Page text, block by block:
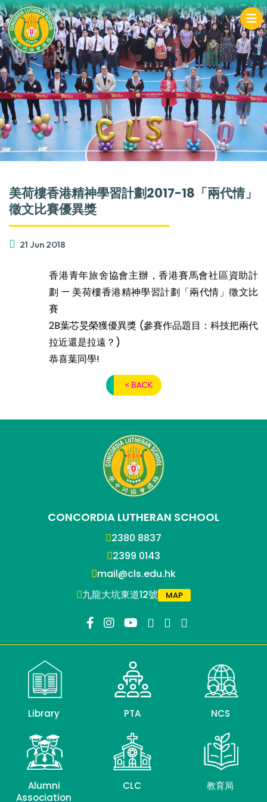
美荷樓香港精神學習計劃2017-18「兩代情」
徵文比賽優異獎
21 Jun 2018
香港青年旅舍協會主辦，香港賽馬會社區資助計
劃 — 美荷樓香港精神學習計劃「兩代情」徵文比
賽
2B葉芯旻榮獲優異獎 (參賽作品題目：科技把兩代
拉近還是拉遠？)
恭喜葉同學!
< BACK
CONCORDIA LUTHERAN SCHOOL
2380 8837
2399 0143
mail@cls.edu.hk
九龍大坑東道12號
MAP
Library PTA NCS
Alumni
Association
CLC 教育局